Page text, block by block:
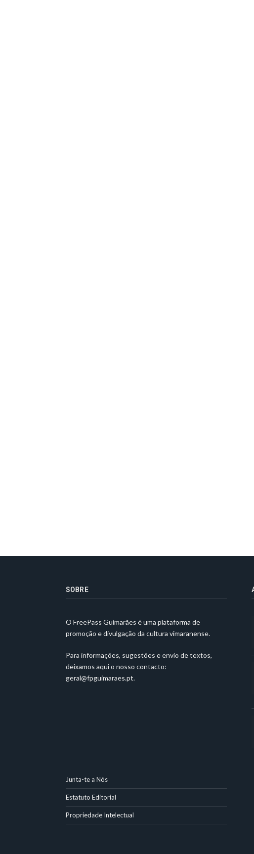
SOBRE
O FreePass Guimarães é uma plataforma de
promoção e divulgação da cultura vimaranense.
Para informações, sugestões e envio de textos,
deixamos aqui o nosso contacto:
geral@fpguimaraes.pt.
Junta-te a Nós
Estatuto Editorial
Propriedade Intelectual